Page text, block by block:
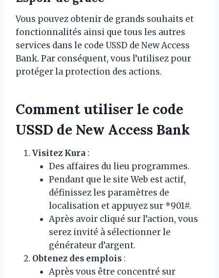
Vous pouvez obtenir de grands souhaits et
fonctionnalités ainsi que tous les autres
services dans le code USSD de New Access
Bank. Par conséquent, vous l’utilisez pour
protéger la protection des actions.
Comment utiliser le code
USSD de New Access Bank
Visitez Kura :
Des affaires du lieu programmes.
Pendant que le site Web est actif,
définissez les paramètres de
localisation et appuyez sur *901#.
Après avoir cliqué sur l’action, vous
serez invité à sélectionner le
générateur d’argent.
Obtenez des emplois :
Après vous être concentré sur